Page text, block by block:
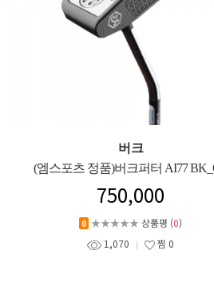
버크
(엠스포츠 정품)버크퍼터 AI77
750,000
0 ★★★★★ 상품평 (0)
1,070
찜 0